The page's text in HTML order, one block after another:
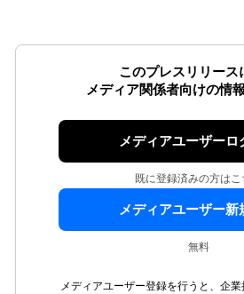
このプレスリリース
メディア関係者向けの情
メディアユーザーロ
既に登録済みの方はこ
メディアユーザー新
無料
メディアユーザー登録を行うと、企業